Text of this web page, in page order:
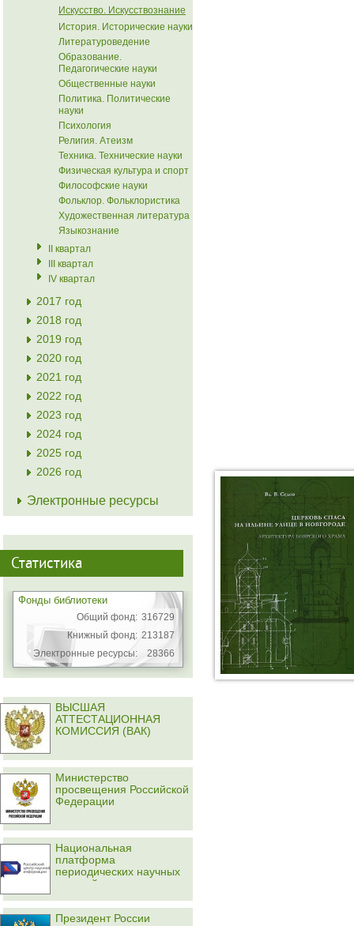
Искусство. Искусствознание
История. Исторические науки
Литературоведение
Образование.
Педагогические науки
Общественные науки
Политика. Политические
науки
Психология
Религия. Атеизм
Техника. Технические науки
Физическая культура и спорт
Философские науки
Фольклор. Фольклористика
Художественная литература
Языкознание
II квартал
III квартал
IV квартал
2017 год
2018 год
2019 год
2020 год
2021 год
2022 год
2023 год
2024 год
2025 год
2026 год
Электронные ресурсы
Статистика
Фонды библиотеки
Общий фонд: 316729
Книжный фонд: 213187
Электронные ресурсы:
28366
ВЫСШАЯ
АТТЕСТАЦИОННАЯ
КОМИССИЯ (ВАК)
Министерство
просвещения Российской
Федерации
Национальная
платформа
периодических научных
изданий
Президент России